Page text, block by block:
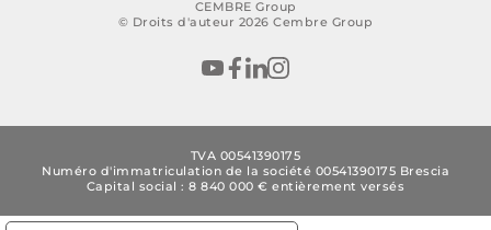
CEMBRE Group
© Droits d'auteur 2026 Cembre Group
TVA 00541390175
Numéro d'immatriculation de la société 00541390175 Brescia
Capital social : 8 840 000 € entièrement versés